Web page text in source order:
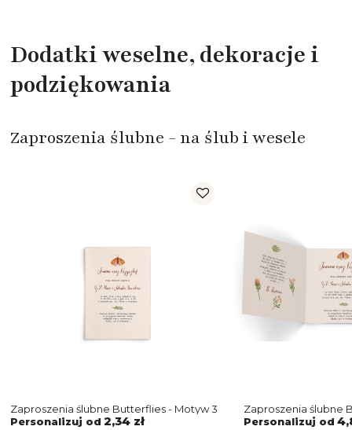
Dodatki weselne, dekoracje i
podziękowania
Zaproszenia ślubne - na ślub i wesele
Zaproszenia ślubne Butterflies - Motyw 3
Personalizuj od 2,34 zł
Zaproszenia ślubne
Składane Kwadrat
Personalizuj od